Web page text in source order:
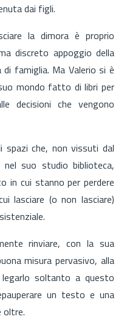
dai figli.
la dimora è proprio
discreto appoggio della
famiglia. Ma Valerio si è
mondo fatto di libri per
decisioni che vengono
spazi che, non vissuti dal
suo studio biblioteca,
in cui stanno per perdere
lasciare (o non lasciare)
rinviare, con la sua
misura pervasivo, alla
soltanto a questo
un testo e una
oltre.